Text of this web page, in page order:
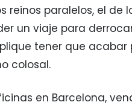
reinos paralelos, el de
un viaje para
tener que acabar
colosal.
en Barcelona,